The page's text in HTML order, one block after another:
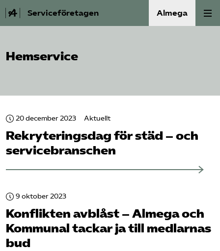
Serviceföretagen Almega
Medlemskap
Våra frågor
Bli medlem
Logga in på Arbetsgivarguiden
Hemservice
20 december 2023 Aktuellt
Rekryteringsdag för städ – och
service­branschen
9 oktober 2023
Konflikten avblåst – Almega och
Kommunal tackar ja till medlarnas
bud